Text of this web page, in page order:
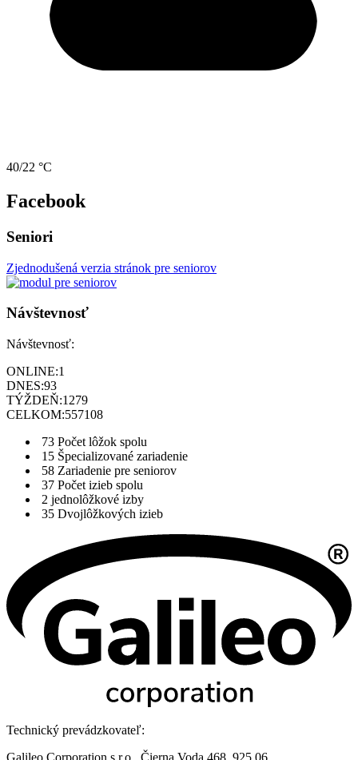
40/22 °C
Facebook
Seniori
Zjednodušená verzia stránok pre seniorov
Návštevnosť
Návštevnosť:
ONLINE:1
DNES:93
TÝŽDEŇ:1279
CELKOM:557108
73 Počet lôžok spolu
15 Špecializované zariadenie
58 Zariadenie pre seniorov
37 Počet izieb spolu
2 jednolôžkové izby
35 Dvojlôžkových izieb
Technický prevádzkovateľ:
Galileo Corporation s.r.o., Čierna Voda 468, 925 06